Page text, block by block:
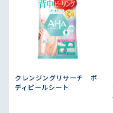
クレンジングリサーチ ボ
ディピールシート